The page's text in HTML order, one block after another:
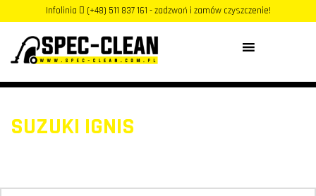
Infolinia (+48) 511 837 161 - zadzwoń i zamów czyszczenie!
SUZUKI IGNIS